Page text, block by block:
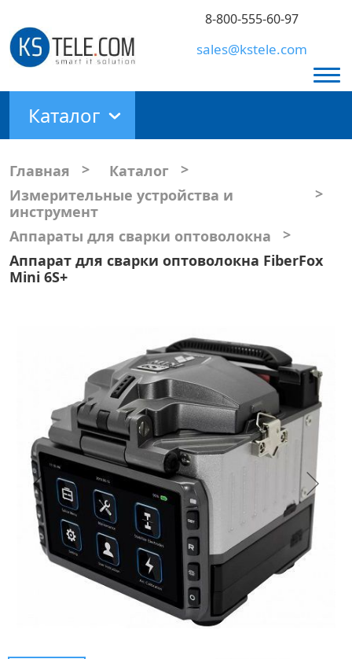
8-800-555-60-97
sales@kstele.com
Каталог
Главная > Каталог
>
Измерительные устройства и
инструмент
>
Аппараты для сварки оптоволокна
>
Аппарат для сварки оптоволокна FiberFox
Mini 6S+